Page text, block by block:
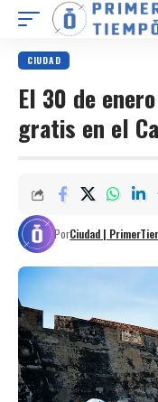
CIUDAD
El 30 de
gratis en el
PorCiudad |